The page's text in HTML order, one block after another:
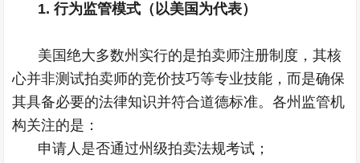
1. 行为监管模式（以美国为代表）
美国绝大多数州实行的是拍卖师注册制度，其核
心并非测试拍卖师的竞价技巧等专业技能，而是确保
其具备必要的法律知识并符合道德标准。各州监管机
构关注的是：
申请人是否通过州级拍卖法规考试；